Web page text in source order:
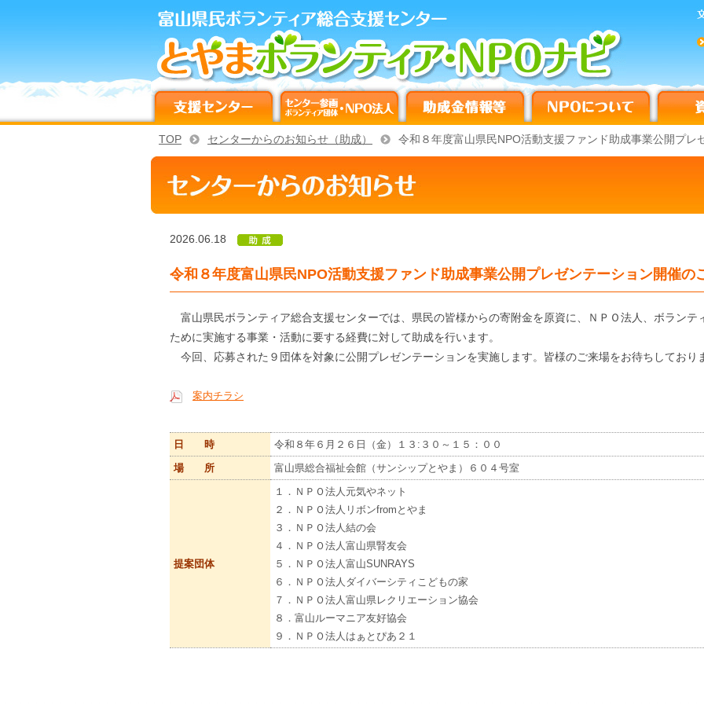
TOP センターからのお知らせ（助成） 令和８年度富山県民NPO活動支援ファンド助成事業公開プレ
2026.06.18
令和８年度富山県民NPO活動支援ファンド助成事業公開プレゼンテーション開催の
富山県民ボランティア総合支援センターでは、県民の皆様からの寄附金を原資に、ＮＰＯ法人、ボランテ
ために実施する事業・活動に要する経費に対して助成を行います。
今回、応募された９団体を対象に公開プレゼンテーションを実施します。皆様のご来場をお待ちしており
案内チラシ
日 時
令和８年６月２６日（金）１３:３０～１５：００
場 所
富山県総合福祉会館（サンシップとやま）６０４号室
提案団体
１．ＮＰＯ法人元気やネット
２．ＮＰＯ法人リボンfromとやま
３．ＮＰＯ法人結の会
４．ＮＰＯ法人富山県腎友会
５．ＮＰＯ法人富山SUNRAYS
６．ＮＰＯ法人ダイバーシティこどもの家
７．ＮＰＯ法人富山県レクリエーション協会
８．富山ルーマニア友好協会
９．ＮＰＯ法人はぁとぴあ２１